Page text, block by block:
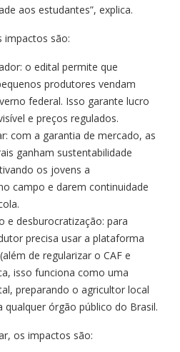
aos estudantes”, explica.
impactos são:
o edital permite que
produtores vendam
federal. Isso garante lucro
e preços regulados.
com a garantia de mercado, as
ganham sustentabilidade
os jovens a
campo e darem continuidade
e desburocratização: para
precisa usar a plataforma
de regularizar o CAF e
isso funciona como uma
preparando o agricultor local
qualquer órgão público do Brasil.
os impactos são: